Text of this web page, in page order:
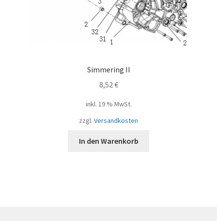
Simmering II
8,52 €
inkl. 19 % MwSt.
zzgl. Versandkosten
In den Warenkorb